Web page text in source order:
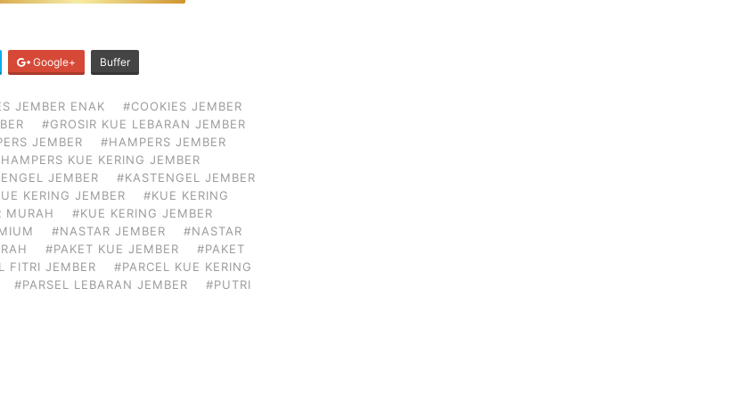
Google+ Buffer
JEMBER ENAK
#COOKIES JEMBER
#GROSIR KUE LEBARAN JEMBER
JEMBER
#HAMPERS JEMBER
KUE KERING JEMBER
JEMBER
#KASTENGEL JEMBER
KERING JEMBER
#KUE KERING
MURAH
#KUE KERING JEMBER
#NASTAR JEMBER
#NASTAR
#PAKET KUE JEMBER
#PAKET
FITRI JEMBER
#PARCEL KUE KERING
#PARSEL LEBARAN JEMBER
#PUTRI